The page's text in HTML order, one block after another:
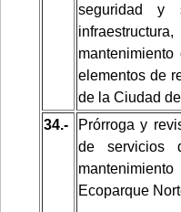
seguridad
elementos de
de la Ciudad
34.-
Prórroga y
de servicios
Ecoparque